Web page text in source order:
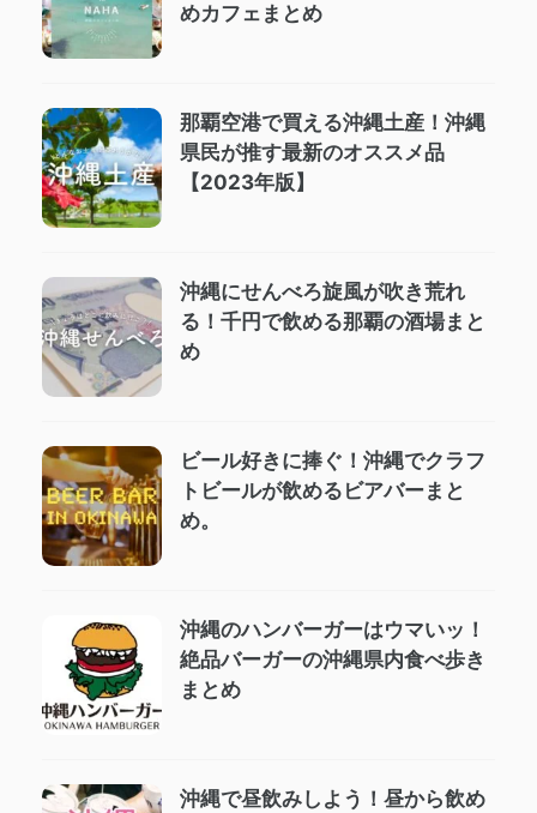
めカフェまとめ
那覇空港で買える沖縄土産！沖縄
県民が推す最新のオススメ品
【2023年版】
沖縄にせんべろ旋風が吹き荒れ
る！千円で飲める那覇の酒場まと
め
ビール好きに捧ぐ！沖縄でクラフ
トビールが飲めるビアバーまと
め。
沖縄のハンバーガーはウマいッ！
絶品バーガーの沖縄県内食べ歩き
まとめ
沖縄で昼飲みしよう！昼から飲め